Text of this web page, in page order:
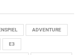
ADVENTURE
E3